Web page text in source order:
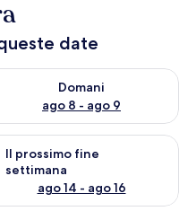
date
ago 7 - ago 8
Domani
ago 8 - ago 9
la disponibilità per
settimana, ago 7 - ago
Il prossimo fine
settimana
ago 14 - ago 16
la disponibilità per il